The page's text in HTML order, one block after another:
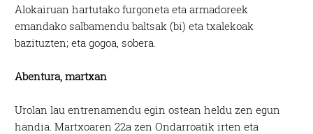
Alokairuan hartutako furgoneta eta armadoreek
emandako salbamendu baltsak (bi) eta txalekoak
bazituzten; eta gogoa, sobera.
Abentura, martxan
Urolan lau entrenamendu egin ostean heldu zen egun
handia. Martxoaren 22a zen Ondarroatik irten eta